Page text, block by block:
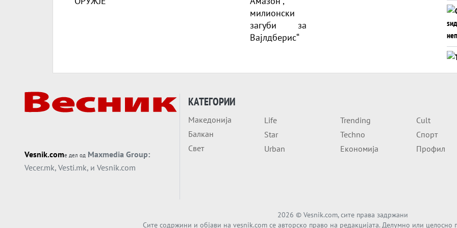
Vesnik.comе дел од Maxmedia Group:
Vecer.mk, Vesti.mk, и Vesnik.com
КАТЕГОРИИ
Македонија
Балкан
Свет
Life
Star
Urban
Trending
Techno
Економија
Cult
Спорт
Профил
2026 © Vesnik.com, сите права задржани
Сите содржини и објави на vesnik.com се авторско право на редакцијата. Делумно или целосно